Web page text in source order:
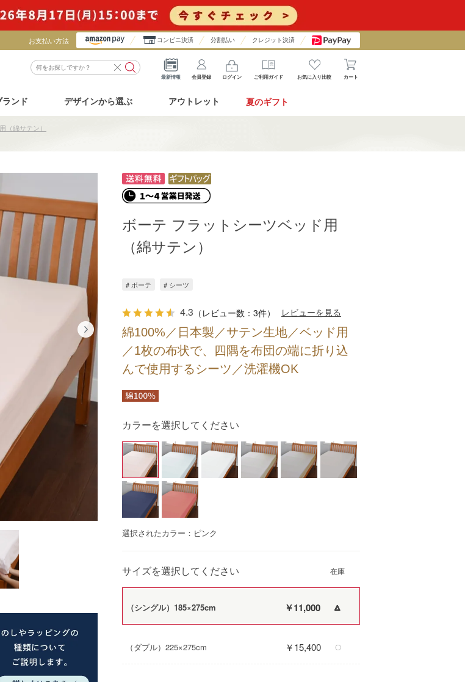
お支払い方法 コンビニ決済 分割払い クレジット決済
最新情報 会員登録 ログイン ご利用ガイド お気に入り比較 カート
ランド デザインから選ぶ アウトレット 夏のギフト
（綿サテン）
綿100%／日本製／サテン生地／ベッド用
／1枚の布状で、四隅を布団の端に折り込
んで使用するシーツ／洗濯機OK
ボーテ フラットシーツベッド用
（綿サテン）
# ボーテ # シーツ
4.3 （レビュー数：3件） レビューを見る
カラーを選択してください
選択されたカラー：ピンク
サイズを選択してください
（シングル）185×275cm ￥11,000 △
（ダブル）225×275cm ￥15,400 〇